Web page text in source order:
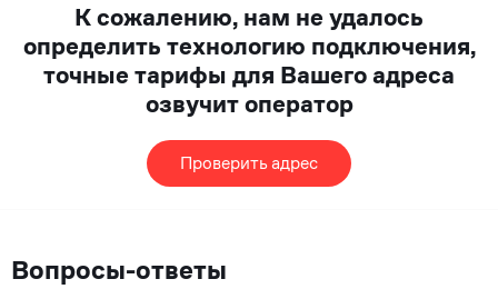
К сожалению, нам не удалось
определить технологию подключения,
точные тарифы для Вашего адреса
озвучит оператор
Проверить адрес
Вопросы-ответы